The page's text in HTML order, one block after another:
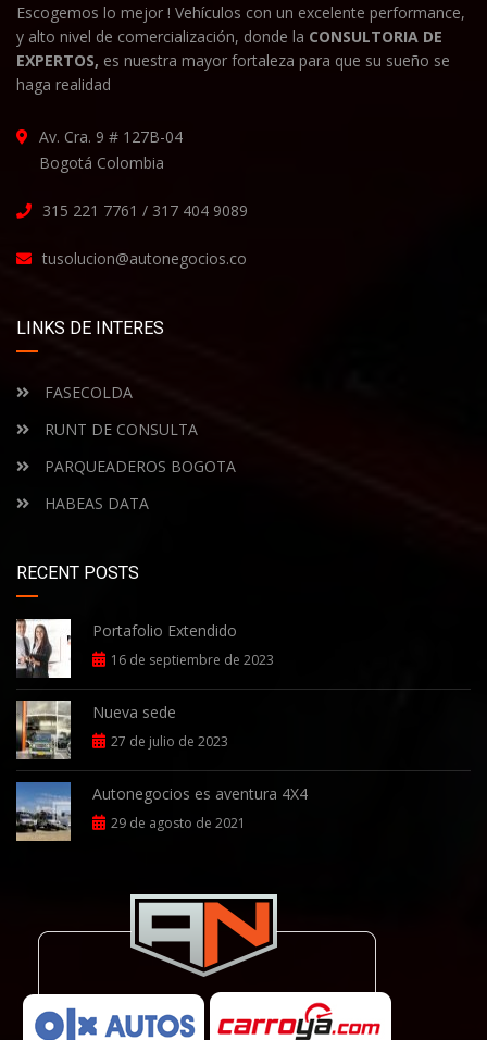
Escogemos lo mejor ! Vehículos con un excelente performance,
y alto nivel de comercialización, donde la CONSULTORIA DE
EXPERTOS, es nuestra mayor fortaleza para que su sueño se
haga realidad
Av. Cra. 9 # 127B-04
Bogotá Colombia
315 221 7761 / 317 404 9089
tusolucion@autonegocios.co
LINKS DE INTERES
FASECOLDA
RUNT DE CONSULTA
PARQUEADEROS BOGOTA
HABEAS DATA
RECENT POSTS
Portafolio Extendido
16 de septiembre de 2023
Nueva sede
27 de julio de 2023
Autonegocios es aventura 4X4
29 de agosto de 2021